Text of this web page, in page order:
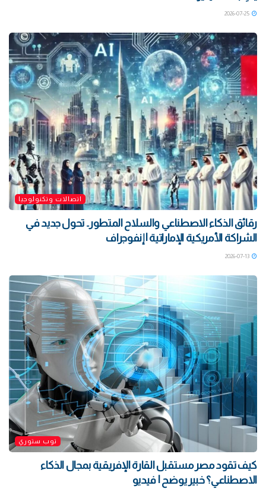
اتصالات وتكنولوجيا
رقائق الذكاء الاصطناعي والسلاح المتطور.. تحول جديد في
الشراكة الأمريكية الإماراتية | إنفوجراف
توب ستوري
كيف تقود مصر مستقبل القارة الإفريقية بمجال الذكاء
الاصطناعي؟ خبير يوضح | فيديو